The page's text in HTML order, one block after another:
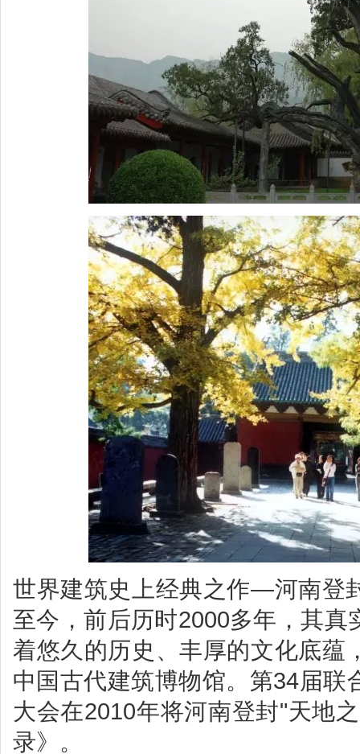
世界建筑史上经典之作—河南登
至今，前后历时2000多年，其
着悠久的历史、丰厚的文化底蕴
中国古代建筑博物馆。第34届联
大会在2010年将河南登封"天地
录》。